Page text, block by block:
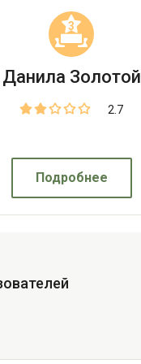
3
Данила Золотой
2.7
Подробнее